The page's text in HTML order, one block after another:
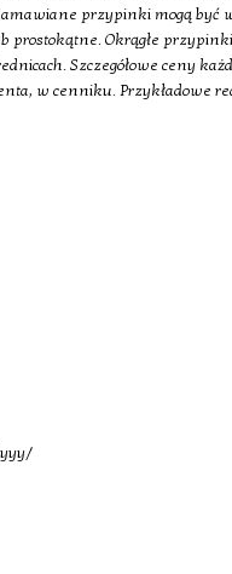
przypinki mogą być
prostokątne. Okrągłe
Szczegółowe ceny
w cenniku. Przykładowe